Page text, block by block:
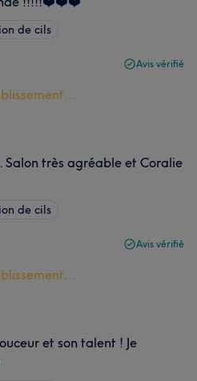
de cils
Avis vérifié
Salon très agréable et Coralie
de cils
Avis vérifié
et son talent ! Je